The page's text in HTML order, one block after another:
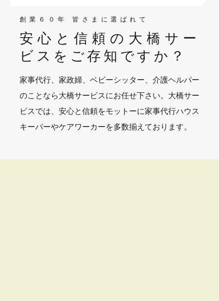
創業６０年 皆さまに選ばれて
安心と信頼の大橋サー
ビスを ご存知ですか？
家事代行、家政婦、ベビーシッター、介護ヘルパー
のことなら大橋サービスにお任せ下さい。大橋サー
ビスでは、安心と信頼をモットーに家事代行ハウス
キーパーやケアワーカーを多数揃えております。